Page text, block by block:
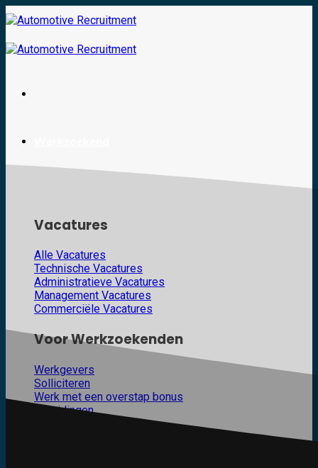
Skip
to
Vacatures
Alle Vacatures
Technische Vacatures
Administratieve Vacatures
Management Vacatures
Commerciële Vacatures
Voor Werkzoekenden
Werkgevers
Solliciteren
Werk met een overstap bonus
Opleidingen